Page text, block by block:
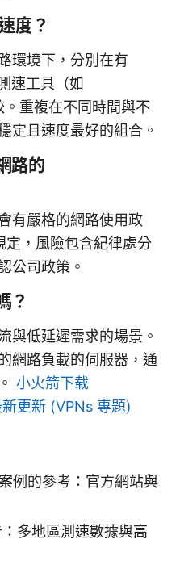
度？
環境下，分別在有
速工具（如
重複在不同時間與不
定且速度最好的組合。
路的
有嚴格的網路使用政
定，風險包含紀律處分
公司政策。
？
與低延遲需求的場景。
網路負載的伺服器，通
小火箭下载
更新 (VPNs 專題)
例的參考：官方網站與
多地區測速數據與高